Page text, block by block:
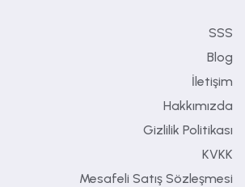
SSS
Blog
İletişim
Hakkımızda
Gizlilik Politikası
KVKK
Mesafeli Satış Sözleşmesi